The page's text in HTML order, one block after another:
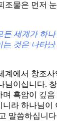
조물은 먼저
든 세계가 하
는 것은 나타
계에서 창조
님이십니다.
며 흑암이 깊
라 하나님이
말씀하십니